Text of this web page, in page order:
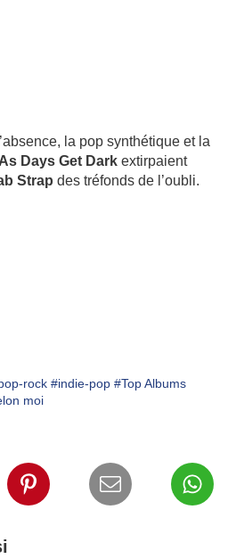
la pop synthétique et la
As Days Get Dark extirpaient
Strap des tréfonds de l’oubli.
rock #indie-pop #Top Albums
moi